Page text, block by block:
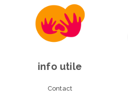
info utile
Contact